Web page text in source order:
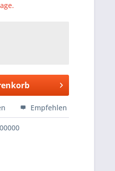
Empfehlen